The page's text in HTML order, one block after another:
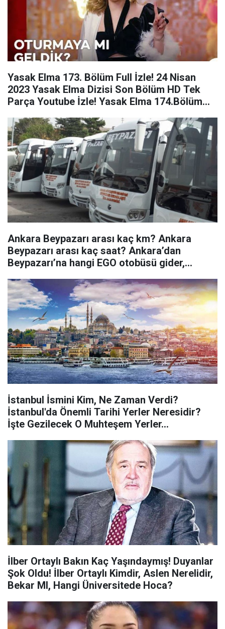
Yasak Elma 173. Bölüm Full İzle! 24 Nisan
2023 Yasak Elma Dizisi Son Bölüm HD Tek
Parça Youtube İzle! Yasak Elma 174.Bölüm
Ankara Beypazarı arası kaç km? Ankara
Beypazarı arası kaç saat? Ankara’dan
Beypazarı’na hangi EGO otobüsü gider,
İstanbul İsmini Kim, Ne Zaman Verdi?
İstanbul'da Önemli Tarihi Yerler Neresidir?
İşte Gezilecek O Muhteşem Yerler...
İlber Ortaylı Bakın Kaç Yaşındaymış! Duyanlar
Şok Oldu! İlber Ortaylı Kimdir, Aslen Nerelidir,
Bekar MI, Hangi Üniversitede Hoca?